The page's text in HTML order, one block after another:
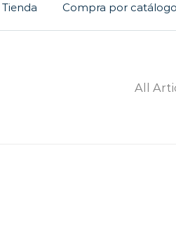
Tienda Compra por catálogo
All